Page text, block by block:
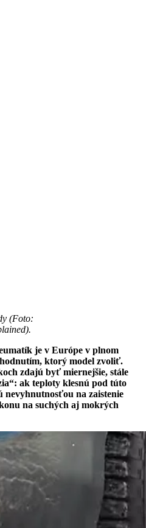
(Foto:
).
je v Európe v plnom
ktorý model zvoliť.
zdajú byť miernejšie, stále
ak teploty klesnú pod túto
nevyhnutnosťou na zaistenie
na suchých aj mokrých